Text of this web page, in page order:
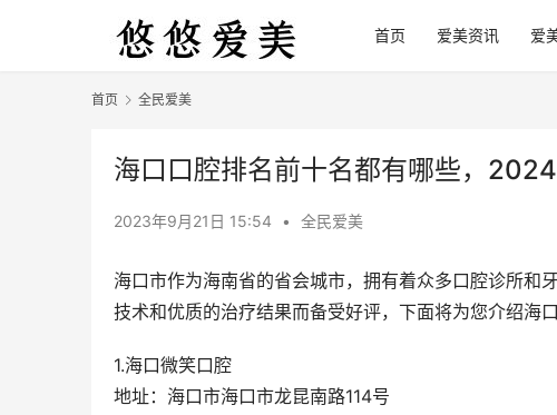
首页 爱美资讯 爱
首页 全民爱美
海口口腔排名前十名都有哪些，
2023年9月21日 15:54 • 全民爱美
海口市作为海南省的省会城市，拥有着众多口腔诊所和
技术和优质的治疗结果而备受好评，下面将为您介绍海
1.海口微笑口腔
地址：海口市海口市龙昆南路114号